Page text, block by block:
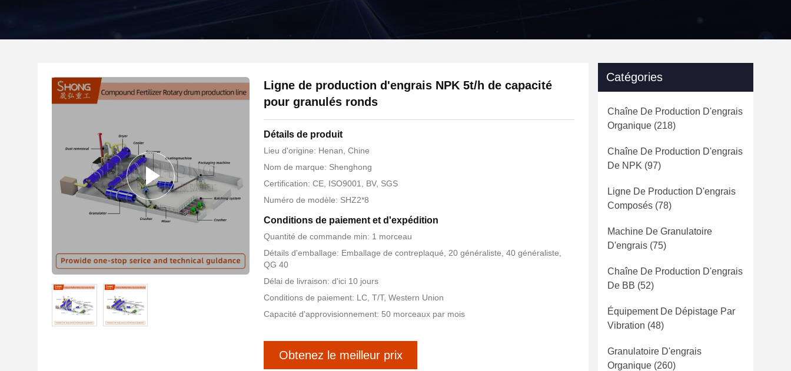
Ligne de production d'engrais NPK 5t/h de capacité
pour granulés ronds
Détails de produit
Lieu d'origine: Henan, Chine
Nom de marque: Shenghong
Certification: CE, ISO9001, BV, SGS
Numéro de modèle: SHZ2*8
Conditions de paiement et d'expédition
Quantité de commande min: 1 morceau
Détails d'emballage: Emballage de contreplaqué, 20 généraliste, 40 généraliste,
QG 40
Délai de livraison: d'ici 10 jours
Conditions de paiement: LC, T/T, Western Union
Capacité d'approvisionnement: 50 morceaux par mois
Obtenez le meilleur prix
Catégories
Chaîne De Production D'engrais
Organique (218)
Chaîne De Production D'engrais
De NPK (97)
Ligne De Production D'engrais
Composés (78)
Machine De Granulatoire
D'engrais (75)
Chaîne De Production D'engrais
De BB (52)
Équipement De Dépistage Par
Vibration (48)
Granulatoire D'engrais
Organique (260)